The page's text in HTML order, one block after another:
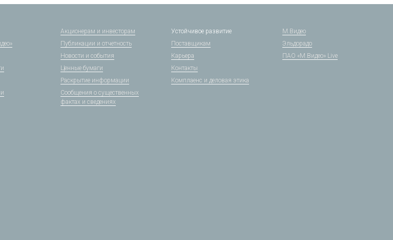
Акционерам и инвесторам
Публикации и отчетность
Новости и события
Ценные бумаги
Раскрытие информации
Сообщения о существенных
фактах и сведениях
Устойчивое развитие
Поставщикам
Карьера
Контакты
Комплаенс и деловая этика
М.Видео
Эльдорадо
ПАО «М.Видео» Live